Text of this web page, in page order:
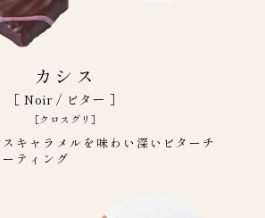
カシス
［ Noir / ビター ］
［クロスグリ］
キャラメルを味わい深いビターチ
ティング